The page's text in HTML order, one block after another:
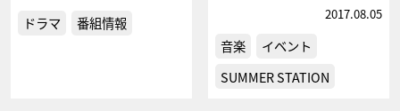
ドラマ 番組情報
2017.08.05
音楽
イベント
SUMMER STATION